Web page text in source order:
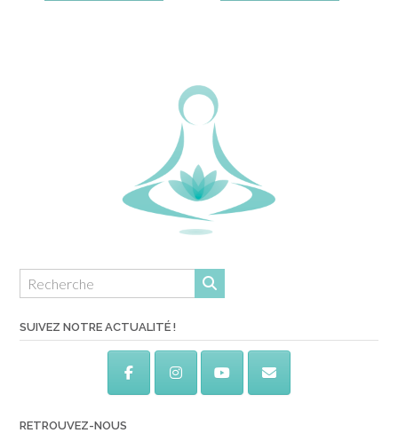
SUIVEZ NOTRE ACTUALITÉ !
RETROUVEZ-NOUS